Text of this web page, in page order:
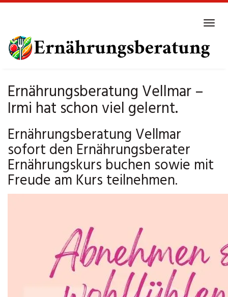
main
content
Ernährungsberatung Vellmar –
Irmi hat schon viel gelernt.
Ernährungsberatung Vellmar
sofort den Ernährungsberater
Ernährungskurs buchen sowie mit
Freude am Kurs teilnehmen.